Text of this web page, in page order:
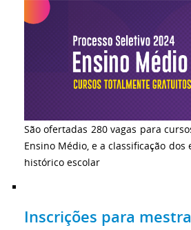
São ofertadas 280 vagas para
Ensino Médio, e a classificação
histórico escolar
Inscrições para